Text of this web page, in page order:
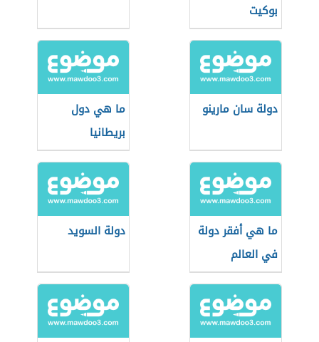
بوكيت
دولة سان مارينو
ما هي دول
بريطانيا
ما هي أفقر دولة
في العالم
دولة السويد